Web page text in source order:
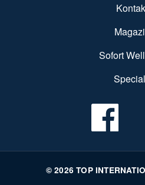
Sofort
© 2026 TOP